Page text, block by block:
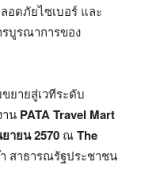
อดภัยไซเบอร์ และ
บูรณาการของ
ยายสู่เวทีระดับ
าน PATA Travel Mart
ายน 2570 ณThe
สาธารณรัฐประชาชน